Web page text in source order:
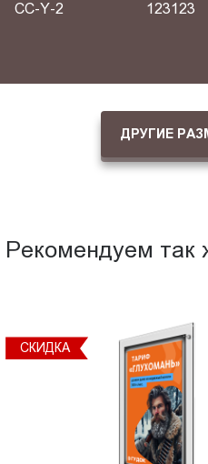
CC-Y-2 123123
ДРУГИЕ
Рекомендуем так
СКИДКА